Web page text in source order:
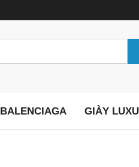
BALENCIAGA GIÀY